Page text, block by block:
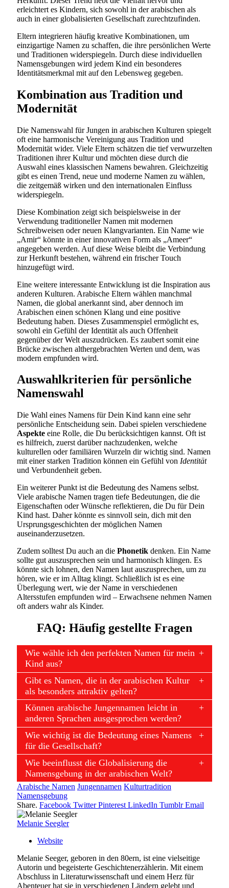
erleichtert es Kindern, sich sowohl in der arabischen als
auch in einer globalisierten Gesellschaft zurechtzufinden.
Eltern integrieren häufig kreative Kombinationen, um
einzigartige Namen zu schaffen, die ihre persönlichen Werte
und Traditionen widerspiegeln. Durch diese individuellen
Namensgebungen wird jedem Kind ein besonderes
Identitätsmerkmal mit auf den Lebensweg gegeben.
Kombination aus Tradition und
Modernität
Die Namenswahl für Jungen in arabischen Kulturen spiegelt
oft eine harmonische Vereinigung aus Tradition und
Modernität wider. Viele Eltern schätzen die tief verwurzelten
Traditionen ihrer Kultur und möchten diese durch die
Auswahl eines klassischen Namens bewahren. Gleichzeitig
gibt es einen Trend, neue und moderne Namen zu wählen,
die zeitgemäß wirken und den internationalen Einfluss
widerspiegeln.
Diese Kombination zeigt sich beispielsweise in der
Verwendung traditioneller Namen mit modernen
Schreibweisen oder neuen Klangvarianten. Ein Name wie
„Amir“ könnte in einer innovativen Form als „Ameer“
angegeben werden. Auf diese Weise bleibt die Verbindung
zur Herkunft bestehen, während ein frischer Touch
hinzugefügt wird.
Eine weitere interessante Entwicklung ist die Inspiration aus
anderen Kulturen. Arabische Eltern wählen manchmal
Namen, die global anerkannt sind, aber dennoch im
Arabischen einen schönen Klang und eine positive
Bedeutung haben. Dieses Zusammenspiel ermöglicht es,
sowohl ein Gefühl der Identität als auch Offenheit
gegenüber der Welt auszudrücken. Es zaubert somit eine
Brücke zwischen althergebrachten Werten und dem, was
modern empfunden wird.
Auswahlkriterien für persönliche
Namenswahl
Die Wahl eines Namens für Dein Kind kann eine sehr
persönliche Entscheidung sein. Dabei spielen verschiedene
Aspekte eine Rolle, die Du berücksichtigen kannst. Oft ist
es hilfreich, zuerst darüber nachzudenken, welche
kulturellen oder familiären Wurzeln dir wichtig sind. Namen
mit einer starken Tradition können ein Gefühl von Identität
und Verbundenheit geben.
Ein weiterer Punkt ist die Bedeutung des Namens selbst.
Viele arabische Namen tragen tiefe Bedeutungen, die die
Eigenschaften oder Wünsche reflektieren, die Du für Dein
Kind hast. Daher könnte es sinnvoll sein, dich mit den
Ursprungsgeschichten der möglichen Namen
auseinanderzusetzen.
Zudem solltest Du auch an die Phonetik denken. Ein Name
sollte gut auszusprechen sein und harmonisch klingen. Es
könnte sich lohnen, den Namen laut auszusprechen, um zu
hören, wie er im Alltag klingt. Schließlich ist es eine
Überlegung wert, wie der Name in verschiedenen
Altersstufen empfunden wird – Erwachsene nehmen Namen
oft anders wahr als Kinder.
FAQ: Häufig gestellte Fragen
Wie wähle ich den perfekten Namen für mein
Kind aus?
Gibt es Namen, die in der arabischen Kultur
als besonders attraktiv gelten?
Können arabische Jungennamen leicht in
anderen Sprachen ausgesprochen werden?
Wie wichtig ist die Bedeutung eines Namens
für die Gesellschaft?
Wie beeinflusst die Globalisierung die
Namensgebung in der arabischen Welt?
Arabische Namen Jungennamen Kulturtradition
Namensgebung
Share. Facebook Twitter Pinterest LinkedIn Tumblr Email
Melanie Seegler
Website
Melanie Seeger, geboren in den 80ern, ist eine vielseitige
Autorin und begeisterte Geschichtenerzählerin. Mit einem
Abschluss in Literaturwissenschaft und einem Herz für
Abenteuer hat sie in verschiedenen Ländern gelebt und